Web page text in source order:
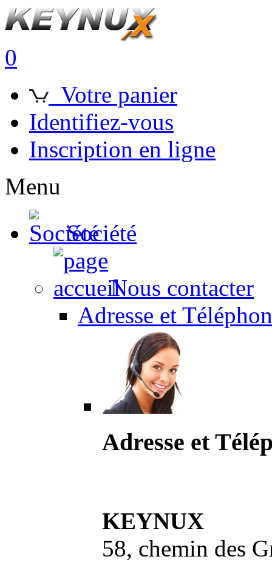
0
Votre panier
Identifiez-vous
Inscription en ligne
Menu
Société
Nous contacter
Adresse et
Adresse et
KEYNUX
58, chemin des